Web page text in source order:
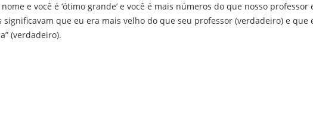
e você é ‘ótimo grande’ e você é mais números do que nosso
que eu era mais velho do que seu professor (verdadeiro) e
(verdadeiro).